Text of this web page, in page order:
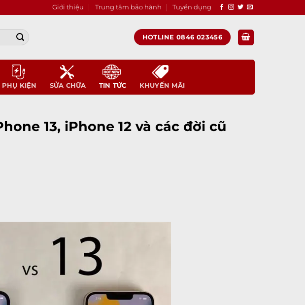
Giới thiệu Trung tâm bảo hành Tuyển dụng
HOTLINE 0846 023456
PHỤ KIỆN SỬA CHỮA TIN TỨC KHUYẾN MÃI
13, iPhone 12 và các đời cũ